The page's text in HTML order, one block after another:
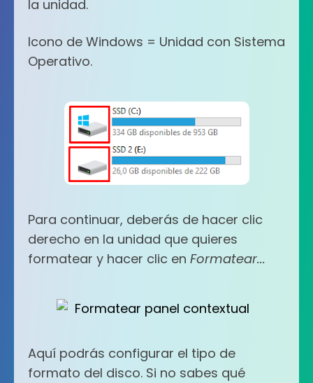
la unidad.
Icono de Windows = Unidad con Sistema
Operativo.
Para continuar, deberás de hacer clic
derecho en la unidad que quieres
formatear y hacer clic en Formatear...
Aquí podrás configurar el tipo de
formato del disco. Si no sabes qué